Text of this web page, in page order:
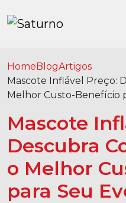
HomeBlogArtigos
Mascote Inflável Preço:
Melhor Custo-Benefício
Mascote
Descubra
o Melhor
para Seu